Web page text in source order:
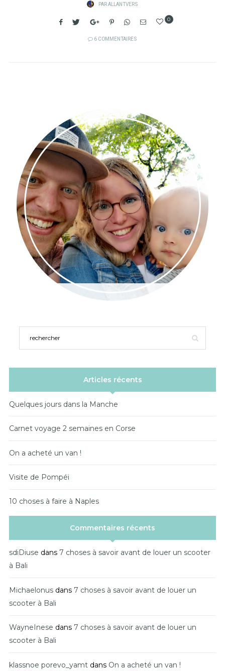
PARALLANTVERS
0
6 COMMENTAIRES
Articles récents
Quelques jours dans la Manche
Carnet voyage 2 semaines en Corse
On a acheté un van !
Visite de Pompéi
10 choses à faire à Naples
Commentaires récents
sdiDiuse dans 7 choses à savoir avant de louer un scooter
à Bali
Michaelonus dans 7 choses à savoir avant de louer un
scooter à Bali
WayneInese dans 7 choses à savoir avant de louer un
scooter à Bali
klassnoe porevo_yamt dans On a acheté un van !